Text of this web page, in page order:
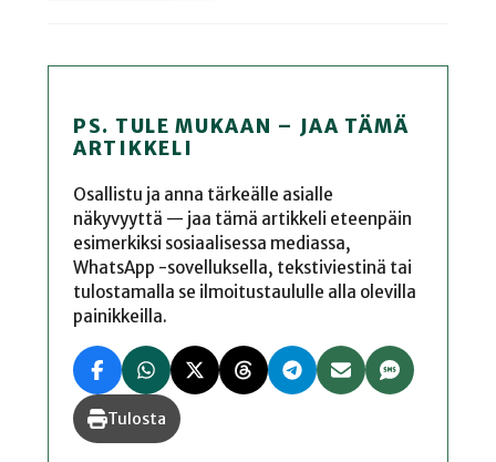
PS. TULE MUKAAN – JAA TÄMÄ
ARTIKKELI
Osallistu ja anna tärkeälle asialle
näkyvyyttä — jaa tämä artikkeli eteenpäin
esimerkiksi sosiaalisessa mediassa,
WhatsApp -sovelluksella, tekstiviestinä tai
tulostamalla se ilmoitustaululle alla olevilla
painikkeilla.
Tulosta